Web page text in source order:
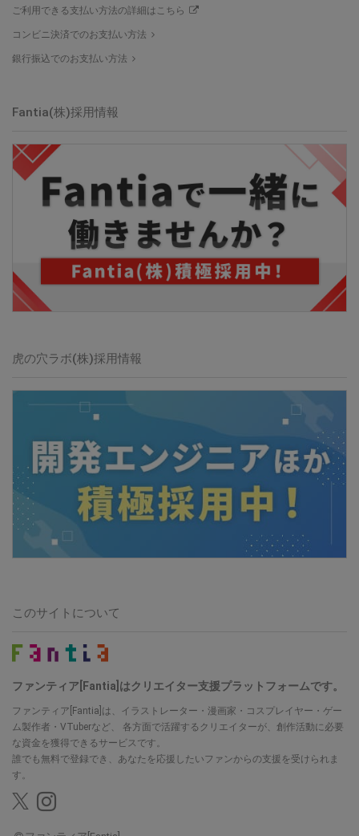
ご利用できる支払い方法の詳細はこちら
コンビニ決済でのお支払い方法
銀行振込でのお支払い方法
Fantia(株)採用情報
虎の穴ラボ(株)採用情報
このサイトについて
ファンティア[Fantia]はクリエイター支援プラットフォームです。
ファンティア[Fantia]は、イラストレーター・漫画家・コスプレイヤー・ゲー
ム製作者・VTuberなど、
各方面で活躍するクリエイターが、創作活動に必要
な資金を獲得できるサービスです。
誰でも無料で登録でき、あなたを応援したいファンからの支援を受けられま
す。